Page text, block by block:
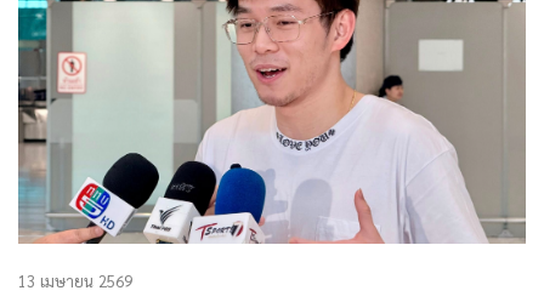
ยกระดับอย่างเข้มข้นยิ่งขึ้น ทุกแมตช์มีความสำคัญ ทุกคะแนนมี
น้ำหนักอย่างแท้จริง ช่องว่างของผลการแข่งขันแคบลง และการ
แข่งขันมีความสูสีมากขึ้น
13 เมษายน 2569